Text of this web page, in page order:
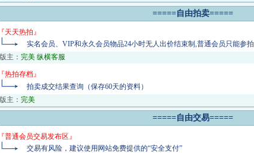
=====自由拍卖=====
『天天热拍』
实名会员、VIP和永久会员物品24小时无人出价结束制,普通会员只能参拍
版主： 完美 纵横客服
『热拍存档』
拍卖成交结果查询（保存60天的资料）
版主： 完美
=====自由交易=====
『普通会员交易发布区』
交易有风险，建议使用网站免费提供的“安全支付”